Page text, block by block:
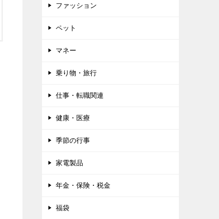
ファッション
ペット
マネー
乗り物・旅行
仕事・転職関連
健康・医療
季節の行事
家電製品
年金・保険・税金
福袋